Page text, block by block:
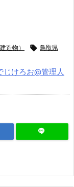
造物）  鳥取県
じけろお@管理人